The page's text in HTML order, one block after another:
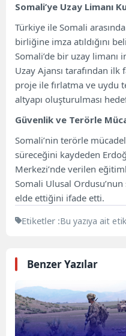
Somali’ye Uzay Limanı
Türkiye ile Somali
birliğine imza atıldığını
Somali’de bir uzay limanı
Uzay Ajansı tarafından ilk
proje ile fırlatma ve uydu
altyapı oluşturulması
Güvenlik ve Terörle
Somali’nin terörle
süreceğini kaydeden
Merkezi’nde verilen
Somali Ulusal
elde ettiğini ifade etti.
Etiketler :Bu yazıya ait
Benzer Yazılar